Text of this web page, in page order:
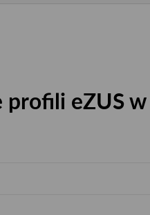
profili eZUS w